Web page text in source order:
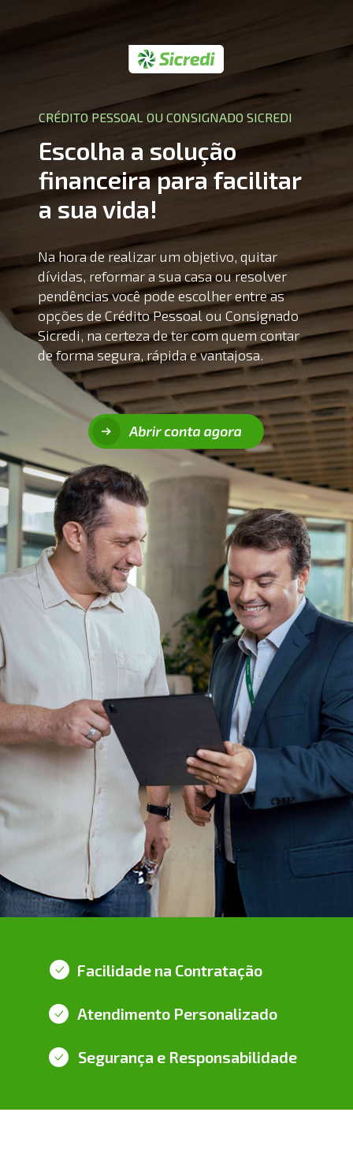
CRÉDITO PESSOAL OU CONSIGNADO SICREDI
Escolha a solução
financeira para facilitar
a sua vida!
Na hora de realizar um objetivo, quitar
dívidas, reformar a sua casa ou resolver
pendências você pode escolher entre as
opções de Crédito Pessoal ou Consignado
Sicredi, na certeza de ter com quem contar
de forma segura, rápida e vantajosa.
Facilidade na Contratação
Atendimento Personalizado
Segurança e Responsabilidade